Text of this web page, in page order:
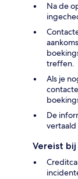
Na de
treffen.
Als je
De
vertaald
Vereist